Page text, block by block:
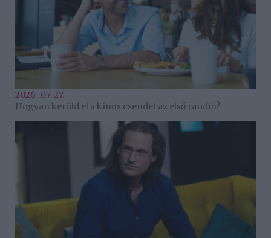
2026-07-27.
Hogyan kerüld el a kínos csendet az első randin?